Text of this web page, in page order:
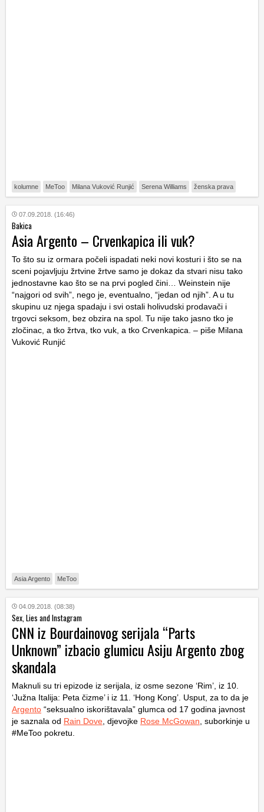
kolumne MeToo Milana Vuković Runjić Serena Williams ženska prava
07.09.2018. (16:46)
Bakica
Asia Argento – Crvenkapica ili vuk?
To što su iz ormara počeli ispadati neki novi kosturi i što se na
sceni pojavljuju žrtvine žrtve samo je dokaz da stvari nisu tako
jednostavne kao što se na prvi pogled čini… Weinstein nije
“najgori od svih”, nego je, eventualno, “jedan od njih”. A u tu
skupinu uz njega spadaju i svi ostali holivudski prodavači i
trgovci seksom, bez obzira na spol. Tu nije tako jasno tko je
zločinac, a tko žrtva, tko vuk, a tko Crvenkapica. – piše Milana
Vuković Runjić
Asia Argento MeToo
04.09.2018. (08:38)
Sex, Lies and Instagram
CNN iz Bourdainovog serijala “Parts
Unknown” izbacio glumicu Asiju Argento zbog
skandala
Maknuli su tri epizode iz serijala, iz osme sezone ‘Rim’, iz 10.
‘Južna Italija: Peta čizme’ i iz 11. ‘Hong Kong’. Usput, za to da je
Argento “seksualno iskorištavala” glumca od 17 godina javnost
je saznala od Rain Dove , djevojke Rose McGowan , suborkinje u
#MeToo pokretu.